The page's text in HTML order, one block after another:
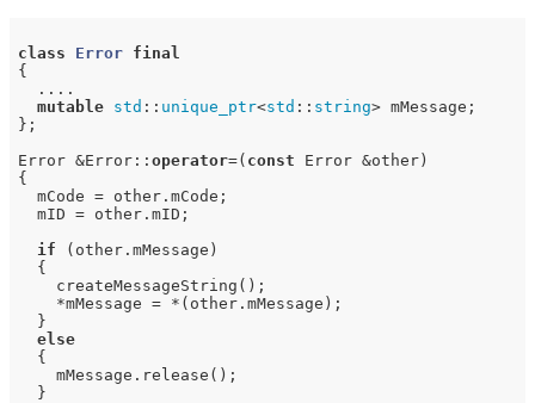
class Error
final
{
  ....
mutable
std :: unique_ptr<std :: string> mMessage;
};
Error &Error:: operator=( const Error &other)
{
  mCode = other.mCode;
  mID = other.mID;
if (other.mMessage)
  {
    createMessageString();
    *mMessage = *(other.mMessage);
  }
else
  {
    mMessage.release();
  }